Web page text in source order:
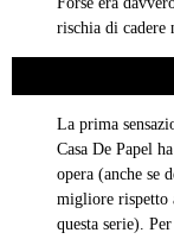
rischia di cadere
La prima
Casa De Papel
opera (anche se
migliore rispetto
questa serie).